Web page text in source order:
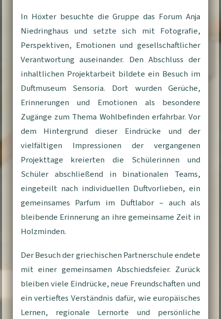
In Höxter besuchte die Gruppe das Forum Anja
Niedringhaus und setzte sich mit Fotografie,
Perspektiven, Emotionen und gesellschaftlicher
Verantwortung auseinander. Den Abschluss der
inhaltlichen Projektarbeit bildete ein Besuch im
Duftmuseum Sensoria. Dort wurden Gerüche,
Erinnerungen und Emotionen als besondere
Zugänge zum Thema Wohlbefinden erfahrbar. Vor
dem Hintergrund dieser Eindrücke und der
vielfältigen Impressionen der vergangenen
Projekttage kreierten die Schülerinnen und
Schüler abschließend in binationalen Teams,
eingeteilt nach individuellen Duftvorlieben, ein
gemeinsames Parfum im Duftlabor – auch als
bleibende Erinnerung an ihre gemeinsame Zeit in
Holzminden.
Der Besuch der griechischen Partnerschule endete
mit einer gemeinsamen Abschiedsfeier. Zurück
bleiben viele Eindrücke, neue Freundschaften und
ein vertieftes Verständnis dafür, wie europäisches
Lernen, regionale Lernorte und persönliche